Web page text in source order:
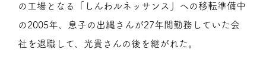
の工場となる「しんわルネッサンス」への移転準備中
の2005年、息子の出縄さんが27年間勤務していた会
社を退職して、光貴さんの後を継がれた。